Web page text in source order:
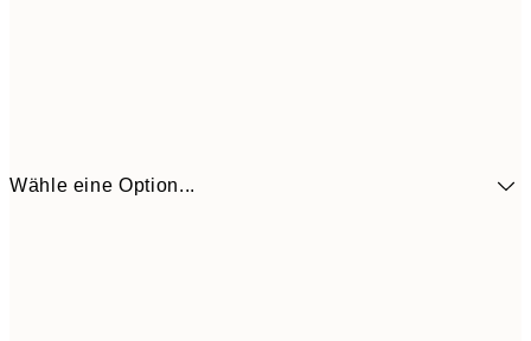
Wähle eine Option...